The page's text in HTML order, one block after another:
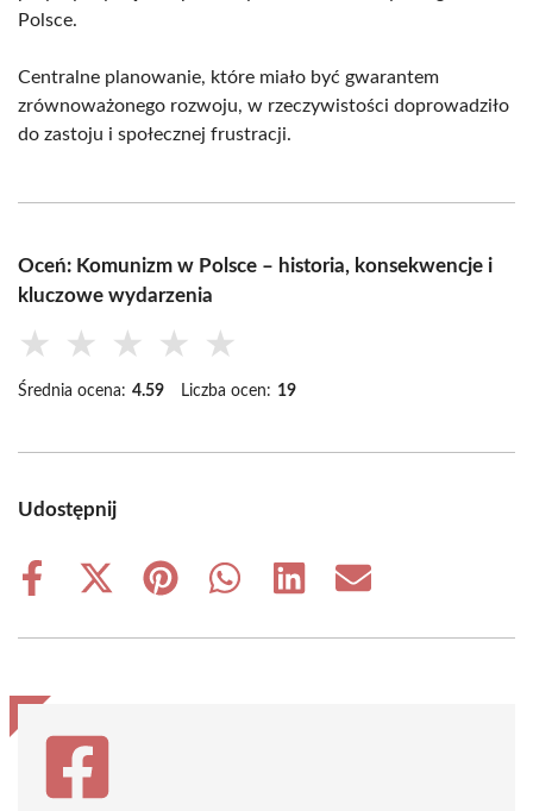
Polsce.
Centralne planowanie, które miało być gwarantem
zrównoważonego rozwoju, w rzeczywistości doprowadziło
do zastoju i społecznej frustracji.
Oceń: Komunizm w Polsce – historia, konsekwencje i
kluczowe wydarzenia
★ ★ ★ ★ ★
Średnia ocena: 4.59 Liczba ocen: 19
Udostępnij
Share
Share
(Twitter)
Share
Share
Share
Share